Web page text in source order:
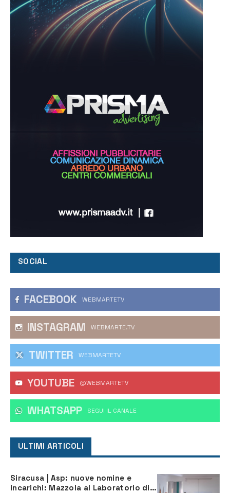
SOCIAL
FACEBOOK WEBMARTETV
INSTAGRAM WEBMARTE.TV
TWITTER WEBMARTETV
YOUTUBE @WEBMARTETV
WHATSAPP ‎SEGUI IL CANALE
ULTIMI ARTICOLI
Siracusa | Asp: nuove nomine e
incarichi: Mazzola al Laboratorio di